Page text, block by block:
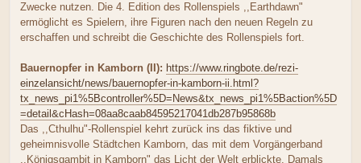
Zwecke nutzen. Die 4. Edition des Rollenspiels ,,Earthdawn"
ermöglicht es Spielern, ihre Figuren nach den neuen Regeln zu
erschaffen und schreibt die Geschichte des Rollenspiels fort.
Bauernopfer in Kamborn (II): https://www.ringbote.de/rezi-
einzelansicht/news/bauernopfer-in-kamborn-ii.html?
tx_news_pi1%5Bcontroller%5D=News&tx_news_pi1%5Baction%5D
=detail&cHash=08aa8caab84595217041db287b95868b
Das ,,Cthulhu"-Rollenspiel kehrt zurück ins das fiktive und
geheimnisvolle Städtchen Kamborn, das mit dem Vorgängerband
,,Königsgambit in Kamborn" das Licht der Welt erblickte. Damals